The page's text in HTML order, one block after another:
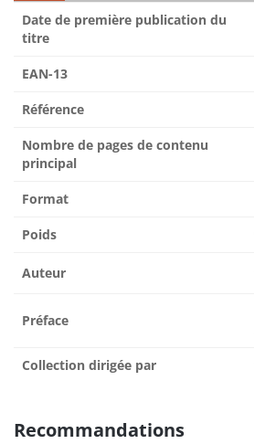
Date de première publication du
titre
EAN-13
Référence
Nombre de pages de contenu
principal
Format
Poids
Auteur
Préface
Collection dirigée par
Recommandations